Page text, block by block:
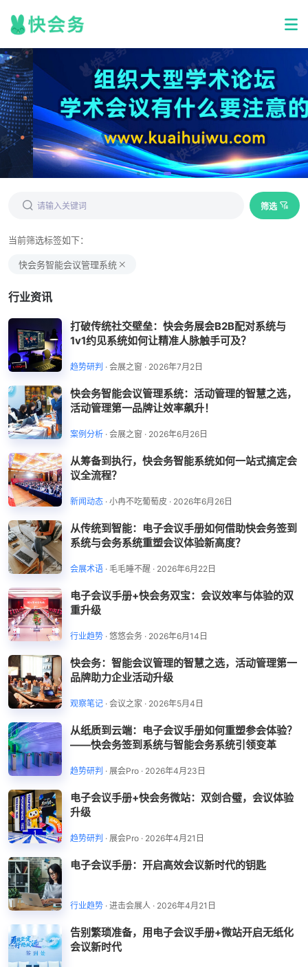
筛选
当前筛选标签如下：
快会务智能会议管理系统
行业资讯
打破传统社交壁垒：快会务展会B2B配对系统与
1v1约见系统如何让精准人脉触手可及？
趋势研判 · 会展之窗 · 2026年7月2日
快会务智能会议管理系统：活动管理的智慧之选，
活动管理第一品牌让效率飙升！
案例分析 · 会展之窗 · 2026年6月26日
从筹备到执行，快会务智能系统如何一站式搞定会
议全流程？
新闻动态 · 小冉不吃葡萄皮 · 2026年6月26日
从传统到智能：电子会议手册如何借助快会务签到
系统与会务系统重塑会议体验新高度？
会展术语 · 毛毛睡不醒 · 2026年6月22日
电子会议手册+快会务双宝：会议效率与体验的双
重升级
行业趋势 · 悠悠会务 · 2026年6月14日
快会务：智能会议管理的智慧之选，活动管理第一
品牌助力企业活动升级
观察笔记 · 会议之家 · 2026年5月4日
从纸质到云端：电子会议手册如何重塑参会体验？
——快会务签到系统与智能会务系统引领变革
趋势研判 · 展会Pro · 2026年4月23日
电子会议手册+快会务微站：双剑合璧，会议体验
升级
趋势研判 · 展会Pro · 2026年4月21日
电子会议手册：开启高效会议新时代的钥匙
行业趋势 · 进击会展人 · 2026年4月21日
告别繁琐准备，用电子会议手册+微站开启无纸化
会议新时代